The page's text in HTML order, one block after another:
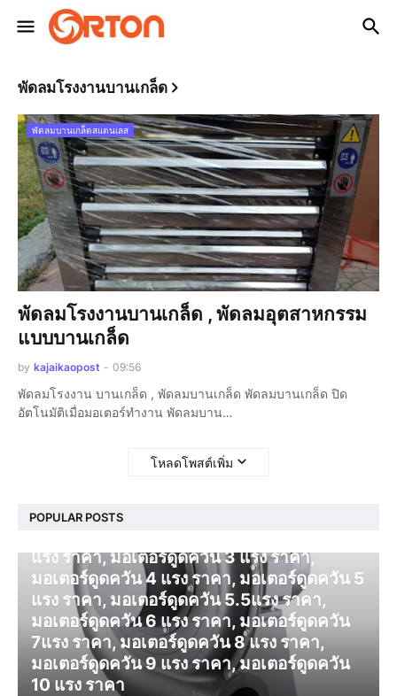
พัดลมโรงงานบานเกล็ด
พัดลมบานเกล็ดสแตนเลส
พัดลมโรงงานบานเกล็ด , พัดลมอุตสาหกรรม
แบบบานเกล็ด
by kajaikaopost - 09:56
พัดลมโรงงาน บานเกล็ด , พัดลมบานเกล็ด พัดลมบานเกล็ด ปิด
อัตโนมัติเมื่อมอเตอร์ทำงาน พัดลมบาน…
โหลดโพสต์เพิ่ม
POPULAR POSTS
แรง ราคา, มอเตอร์ดูดควัน 3 แรง ราคา,
มอเตอร์ดูดควัน 4 แรง ราคา, มอเตอร์ดูดควัน 5
แรง ราคา, มอเตอร์ดูดควัน 5.5แรง ราคา,
มอเตอร์ดูดควัน 6 แรง ราคา, มอเตอร์ดูดควัน
7แรง ราคา, มอเตอร์ดูดควัน 8 แรง ราคา,
มอเตอร์ดูดควัน 9 แรง ราคา, มอเตอร์ดูดควัน
10 แรง ราคา